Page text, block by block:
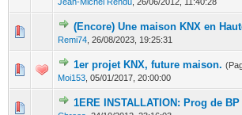
(Encore) Une maison KNX en
Remi74 26/08/2023, 19:25:31
0 Votes - 0 sur 5 en moyenne
12345
1er projet KNX, future maison.
Moi153 05/01/2017, 20:00:00
0 Votes - 0 sur 5 en moyenne
123 45
1ERE INSTALLATION: Prog de
0 Votes - 0 sur 5 en moyenne
123 4 5